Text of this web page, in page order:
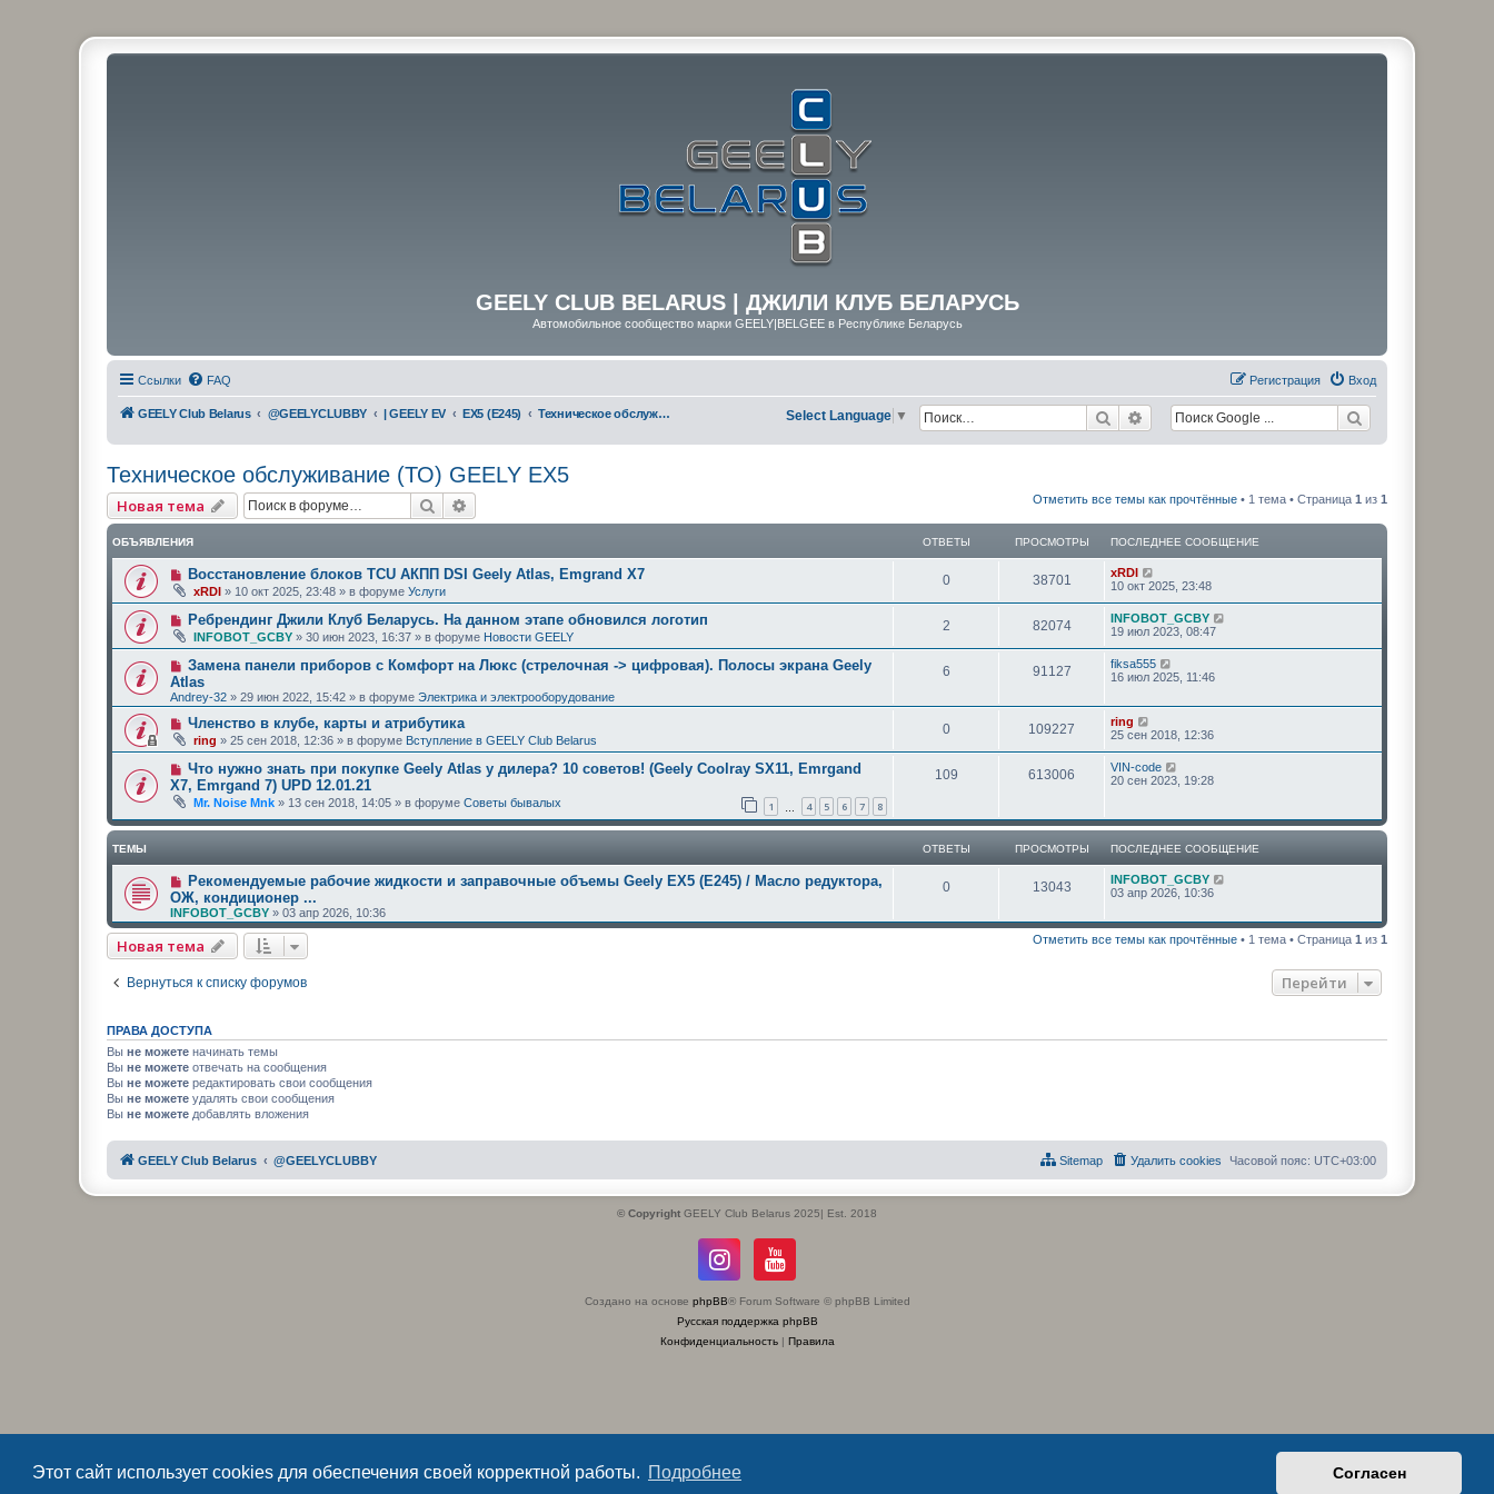
Этот сайт использует cookies для обеспечения своей корректной работы. Подробнее Согласен
GEELY CLUB BELARUS | ДЖИЛИ КЛУБ БЕЛАРУСЬ
Автомобильное сообщество марки GEELY|BELGEE в Республике Беларусь
Ссылки FAQ Вход
Регистрация
GEELY Club Belarus @GEELYCLUBBY | GEELY EV EX5 (E245) Техническое обслуживание (ТО) GEELY EX5 Поиск Расширенный поиск
Select Language ▼
Техническое обслуживание (ТО) GEELY EX5
Новая тема Поиск Отметить все темы как прочтённые • 1 тема • Страница 1 из 1
ОБЪЯВЛЕНИЯ ОТВЕТЫ ПРОСМОТРЫ ПОСЛЕДНЕЕ СООБЩЕНИЕ
Восстановление блоков TCU АКПП DSI Geely Atlas, Emgrand X7
xRDI » 10 окт 2025, 23:48 » в форуме Услуги
0 38701
xRDI
10 окт 2025, 23:48
Ребрендинг Джили Клуб Беларусь. На данном этапе обновился логотип
INFOBOT_GCBY » 30 июн 2023, 16:37 » в форуме Новости GEELY
2 82074
INFOBOT_GCBY
19 июл 2023, 08:47
Замена панели приборов с Комфорт на Люкс (стрелочная -> цифровая). Полосы экрана Geely
Atlas
Andrey-32 » 29 июн 2022, 15:42 » в форуме Электрика и электрооборудование
6 91127
fiksa555
16 июл 2025, 11:46
Членство в клубе, карты и атрибутика
ring » 25 сен 2018, 12:36 » в форуме Вступление в GEELY Club Belarus
0 109227
ring
25 сен 2018, 12:36
Что нужно знать при покупке Geely Atlas у дилера? 10 советов! (Geely Coolray SX11, Emrgand
X7, Emrgand 7) UPD 12.01.21
Mr. Noise Mnk » 13 сен 2018, 14:05 » в форуме Советы бывалых 1 4 5 6 7 8
109 613006
VIN-code
20 сен 2023, 19:28
ТЕМЫ ОТВЕТЫ ПРОСМОТРЫ ПОСЛЕДНЕЕ СООБЩЕНИЕ
Рекомендуемые рабочие жидкости и заправочные объемы Geely EX5 (E245) / Масло редуктора,
ОЖ, кондиционер ...
INFOBOT_GCBY » 03 апр 2026, 10:36
0 13043
INFOBOT_GCBY
03 апр 2026, 10:36
Новая тема Отметить все темы как прочтённые • 1 тема • Страница 1 из 1
Вернуться к списку форумов Перейти
ПРАВА ДОСТУПА
Вы не можете начинать темы
Вы не можете отвечать на сообщения
Вы не можете редактировать свои сообщения
Вы не можете удалять свои сообщения
Вы не можете добавлять вложения
GEELY Club Belarus @GEELYCLUBBY Часовой пояс: UTC+03:00
Удалить cookies
Sitemap
© Copyright GEELY Club Belarus 2025| Est. 2018
Создано на основе phpBB® Forum Software © phpBB Limited
Русская поддержка phpBB
Конфиденциальность| Правила